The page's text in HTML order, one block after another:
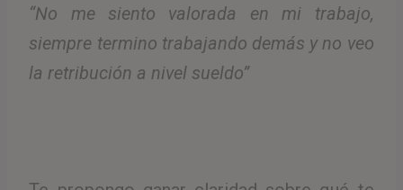
“No me siento valorada en mi trabajo,
siempre termino trabajando demás y no veo
la retribución a nivel sueldo”